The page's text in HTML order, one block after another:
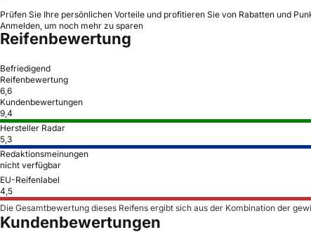
Prüfen Sie Ihre persönlichen Vorteile und profitieren Sie von Rabatten und
Anmelden, um noch mehr zu sparen
Reifenbewertung
Befriedigend
Reifenbewertung
6,6
Kundenbewertungen
9,4
Hersteller Radar
5,3
Redaktionsmeinungen
nicht verfügbar
EU-Reifenlabel
4,5
Die Gesamtbewertung dieses Reifens ergibt sich aus der Kombination der
Kundenbewertungen